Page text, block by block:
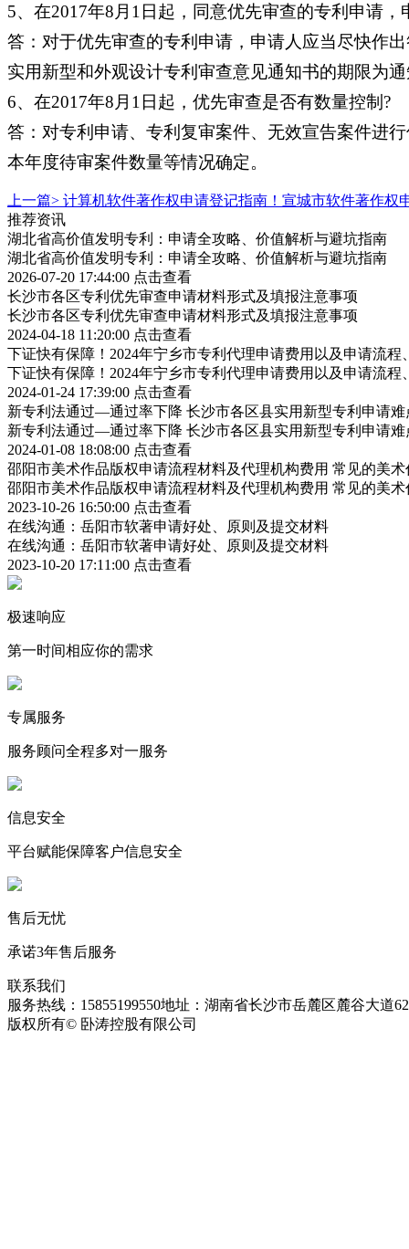
5、在2017年8月1日起，同意优先审查的专利申请，
答：对于优先审查的专利申请，申请人应当尽快作
实用新型和外观设计专利审查意见通知书的期限为
6、在2017年8月1日起，优先审查是否有数量控制?
答：对专利申请、专利复审案件、无效宣告案件进
本年度待审案件数量等情况确定。
上一篇> 计算机软件著作权申请登记指南！宣城市软件著作权
推荐资讯
湖北省高价值发明专利：申请全攻略、价值解析与避坑指南
湖北省高价值发明专利：申请全攻略、价值解析与避坑指南
2026-07-20 17:44:00 点击查看
长沙市各区专利优先审查申请材料形式及填报注意事项
长沙市各区专利优先审查申请材料形式及填报注意事项
2024-04-18 11:20:00 点击查看
下证快有保障！2024年宁乡市专利代理申请费用以及申请流程
下证快有保障！2024年宁乡市专利代理申请费用以及申请流程
2024-01-24 17:39:00 点击查看
新专利法通过—通过率下降 长沙市各区县实用新型专利申请
新专利法通过—通过率下降 长沙市各区县实用新型专利申请
2024-01-08 18:08:00 点击查看
邵阳市美术作品版权申请流程材料及代理机构费用 常见的美
邵阳市美术作品版权申请流程材料及代理机构费用 常见的美
2023-10-26 16:50:00 点击查看
在线沟通：岳阳市软著申请好处、原则及提交材料
在线沟通：岳阳市软著申请好处、原则及提交材料
2023-10-20 17:11:00 点击查看
极速响应
第一时间相应你的需求
专属服务
服务顾问全程多对一服务
信息安全
平台赋能保障客户信息安全
售后无忧
承诺3年售后服务
联系我们
服务热线：15855199550地址：湖南省长沙市岳麓区麓谷大道
版权所有© 卧涛控股有限公司